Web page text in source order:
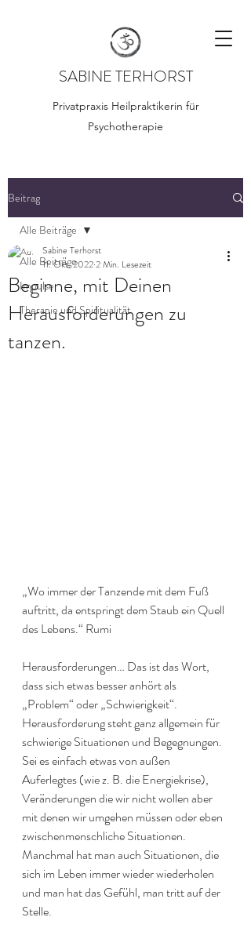
SABINE TERHORST
Privatpraxis Heilpraktikerin für
Psychotherapie
Beitrag
Alle Beiträge
Impulse
Therapie und Spiritualität
Alle Beiträge
Beginne, mit Deinen
Herausforderungen zu
tanzen.
Sabine Terhorst
11. Okt. 20222 Min. Lesezeit
„Wo immer der Tanzende mit dem Fuß
auftritt, da entspringt dem Staub ein Quell
des Lebens.“ Rumi
Herausforderungen… Das ist das Wort,
dass sich etwas besser anhört als
„Problem“ oder „Schwierigkeit“.
Herausforderung steht ganz allgemein für
schwierige Situationen und Begegnungen.
Sei es einfach etwas von außen
Auferlegtes (wie z. B. die Energiekrise),
Veränderungen die wir nicht wollen aber
mit denen wir umgehen müssen oder eben
zwischenmenschliche Situationen.
Manchmal hat man auch Situationen, die
sich im Leben immer wieder wiederholen
und man hat das Gefühl, man tritt auf der
Stelle.